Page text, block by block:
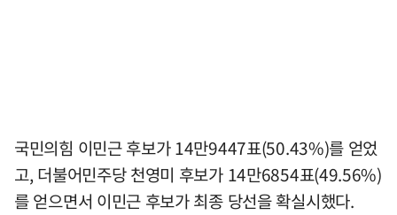
국민의힘 이민근 후보가 14만9447표(50.43%)를 얻었
고, 더불어민주당 천영미 후보가 14만6854표(49.56%)
를 얻으면서 이민근 후보가 최종 당선을 확실시했다.